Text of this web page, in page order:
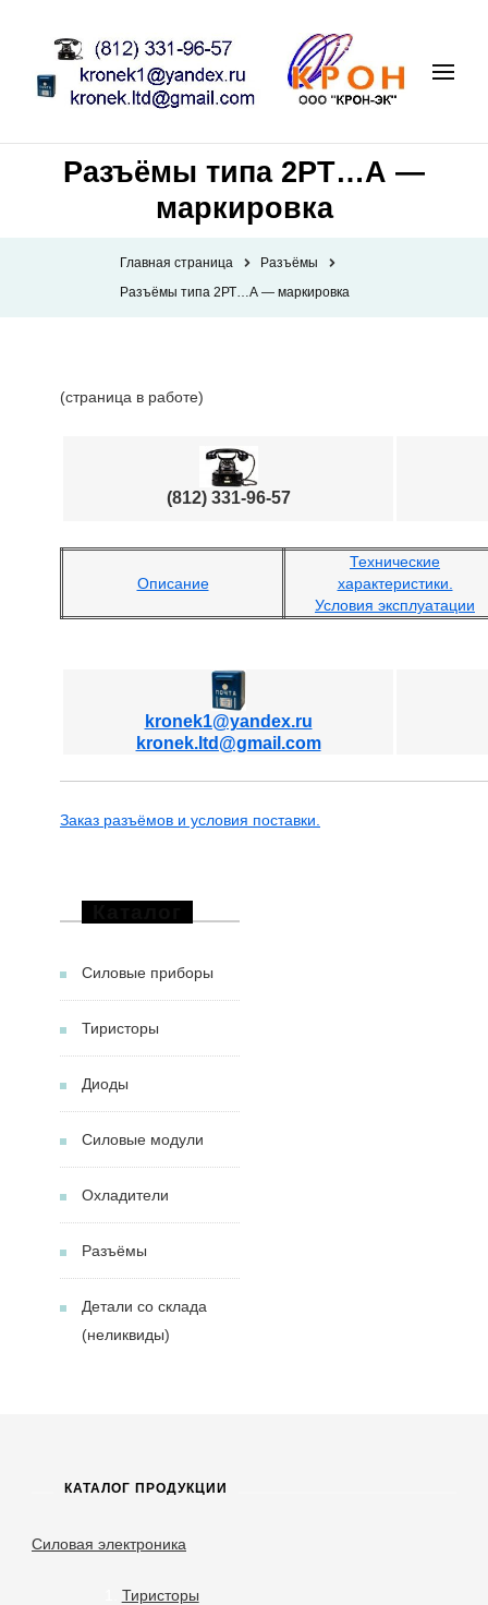
Разъёмы типа 2РТ…А —
маркировка
Главная страница
Разъёмы
Разъёмы типа 2РТ…А — маркировка
(страница в работе)
(812) 331-96-57
Описание
Технические
характеристики.
Условия эксплуатации
kronek1@yandex.ru
kronek.ltd@gmail.com
Заказ разъёмов и условия поставки.
Силовые приборы
Тиристоры
Диоды
Силовые модули
Охладители
Разъёмы
Детали со склада
(неликвиды)
КАТАЛОГ ПРОДУКЦИИ
Силовая электроника
Тиристоры